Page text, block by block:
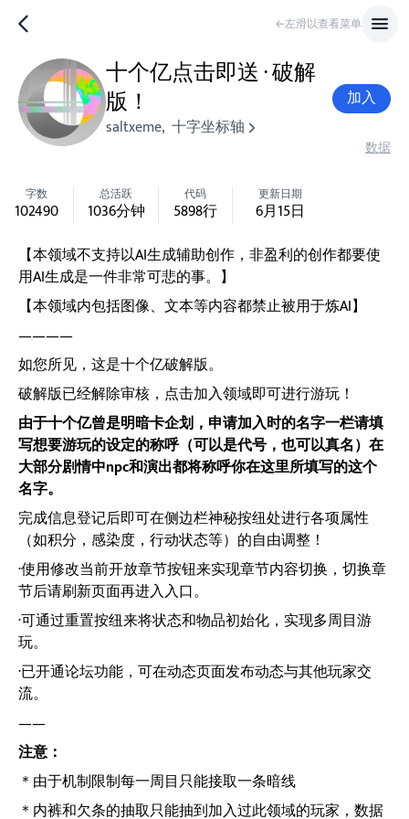
←左滑以查看菜单
十个亿点击即送 · 破解
版！
saltxeme, 十字坐标轴
加入
数据
字数
102490
总活跃
1036分钟
代码
5898行
更新日期
6月15日
【本领域不支持以AI生成辅助创作，非盈利的创作都要使
用AI生成是一件非常可悲的事。】
【本领域内包括图像、文本等内容都禁止被用于炼AI】
————
如您所见，这是十个亿破解版。
破解版已经解除审核，点击加入领域即可进行游玩！
由于十个亿曾是明暗卡企划，申请加入时的名字一栏请填
写想要游玩的设定的称呼（可以是代号，也可以真名）在
大部分剧情中npc和演出都将称呼你在这里所填写的这个
名字。
完成信息登记后即可在侧边栏神秘按纽处进行各项属性
（如积分，感染度，行动状态等）的自由调整！
·使用修改当前开放章节按钮来实现章节内容切换，切换章
节后请刷新页面再进入入口。
·可通过重置按纽来将状态和物品初始化，实现多周目游
玩。
·已开通论坛功能，可在动态页面发布动态与其他玩家交
流。
——
注意：
＊由于机制限制每一周目只能接取一条暗线
＊内裤和欠条的抽取只能抽到加入过此领域的玩家，数据